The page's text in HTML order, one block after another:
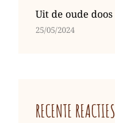
Uit de oude doos
25/05/2024
RECENTE REACTIES